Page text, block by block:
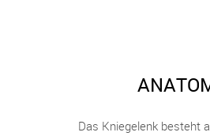
Das Kniegelenk besteht